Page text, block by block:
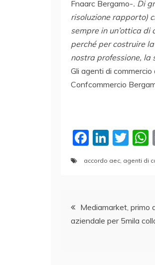
Fnaarc Bergamo-. Di
risoluzione rapporto)
sempre in un’ottica
perché per costruire
nostra professione, la
Gli agenti di
Confcommercio
F
b
o
Li
dI
n
T
w
itt
accordo aec, agenti di
Navigazione
articoli
Mediamarket, primo
aziendale per 5mila